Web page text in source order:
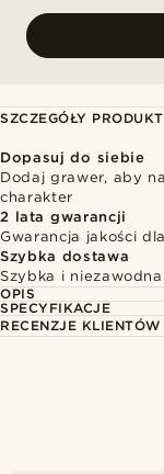
SZCZEGÓŁY
Dopasuj do siebie
Dodaj grawer, aby
charakter
2 lata gwarancji
Gwarancja jakości
Szybka dostawa
Szybka i
OPIS
SPECYFIKACJE
RECENZJE KLIENTÓW